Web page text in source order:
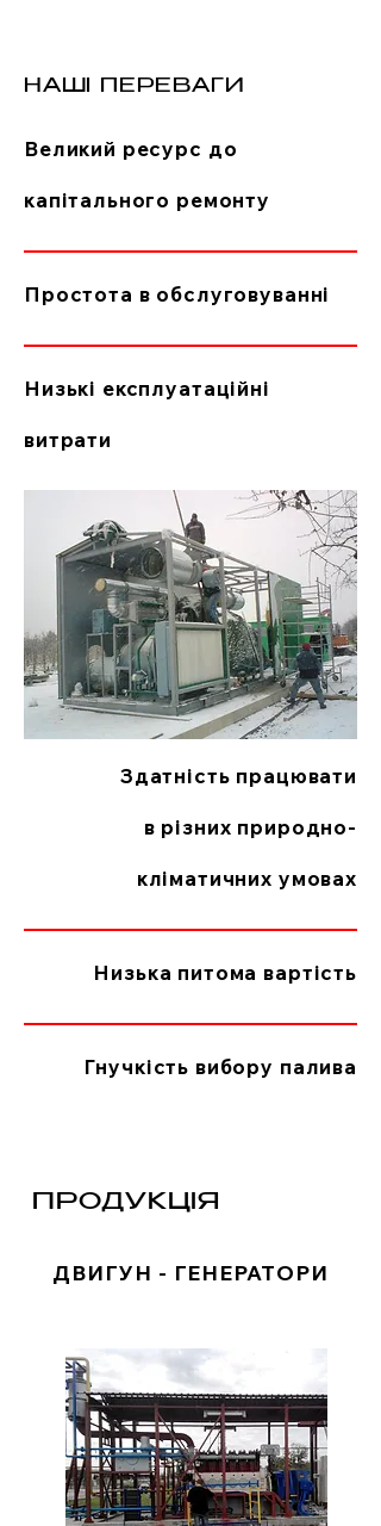
НАШІ ПЕРЕВАГИ
Великий ресурс до
капітального ремонту
Простота в обслуговуванні​
Низькі експлуатаційні
витрати
Здатність працювати
в різних природно-
кліматичних умовах
Низька питома вартість​
Гнучкість вибору палива
ПРОДУКЦІЯ
ДВИГУН - ГЕНЕРАТОРИ